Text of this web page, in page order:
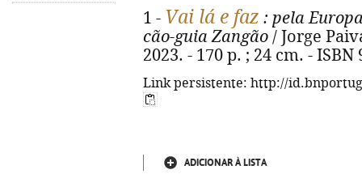
1 - Vai lá e faz : pela
cão-guia Zangão / Jorge
2023. - 170 p. ; 24 cm. - ISBN
Link persistente: http://
ADICIONAR À LISTA